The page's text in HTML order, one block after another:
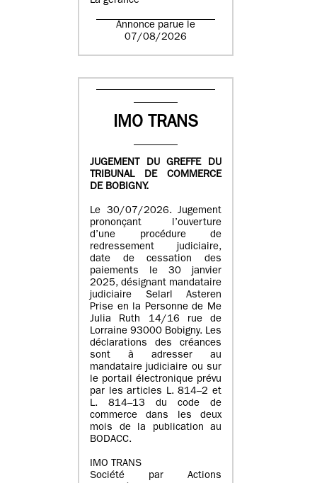
Annonce parue le
07/08/2026
IMO TRANS
JUGEMENT DU GREFFE DU
TRIBUNAL DE COMMERCE
DE BOBIGNY.
Le 30/07/2026. Jugement
prononçant l’ouverture
d’une procédure de
redressement judiciaire,
date de cessation des
paiements le 30 janvier
2025, désignant mandataire
judiciaire Selarl Asteren
Prise en la Personne de Me
Julia Ruth 14/16 rue de
Lorraine 93000 Bobigny. Les
déclarations des créances
sont à adresser au
mandataire judiciaire ou sur
le portail électronique prévu
par les articles L. 814–2 et
L. 814–13 du code de
commerce dans les deux
mois de la publication au
BODACC.
IMO TRANS
Société par Actions